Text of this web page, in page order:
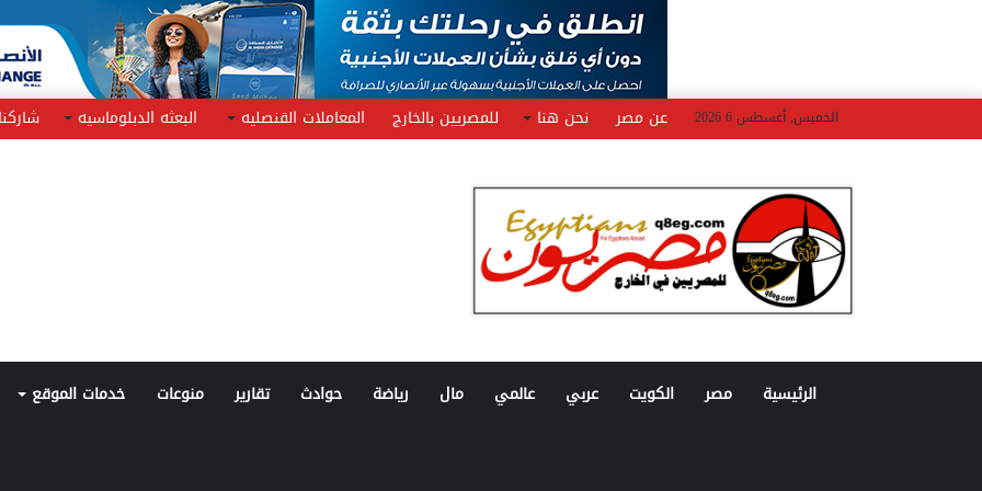
الخميس, أغسطس 6 2026 عن مصر نحن هنا للمصريين بالخارج المعاملات القنصليه البعثه الدبلوماسيه شاركنا
الرئيسية مصر الكويت عربي عالمي مال رياضة حوادث تقارير منوعات خدمات الموقع